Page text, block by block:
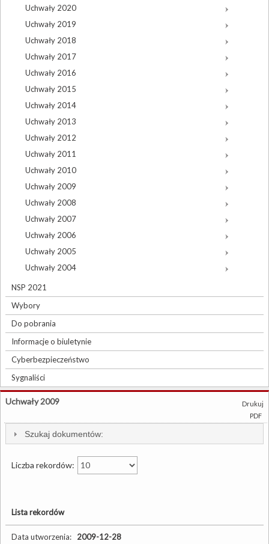
Uchwały 2020
Uchwały 2019
Uchwały 2018
Uchwały 2017
Uchwały 2016
Uchwały 2015
Uchwały 2014
Uchwały 2013
Uchwały 2012
Uchwały 2011
Uchwały 2010
Uchwały 2009
Uchwały 2008
Uchwały 2007
Uchwały 2006
Uchwały 2005
Uchwały 2004
NSP 2021
Wybory
Do pobrania
Informacje o biuletynie
Cyberbezpieczeństwo
Sygnaliści
Drukuj
PDF
Uchwały 2009
Szukaj dokumentów:
Liczba rekordów:
Lista rekordów
Data utworzenia: 2009-12-28